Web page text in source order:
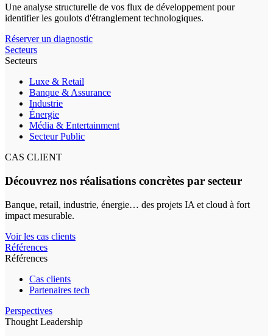
Une analyse structurelle de vos flux de développement pour
identifier les goulots d'étranglement technologiques.
Réserver un diagnostic
Secteurs
Secteurs
Luxe & Retail
Banque & Assurance
Industrie
Énergie
Média & Entertainment
Secteur Public
CAS CLIENT
Découvrez nos réalisations concrètes par secteur
Banque, retail, industrie, énergie… des projets IA et cloud à fort
impact mesurable.
Voir les cas clients
Références
Références
Cas clients
Partenaires tech
Perspectives
Thought Leadership